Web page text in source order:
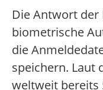
Die Antwort der
biometrische
die
speichern. Laut
weltweit bereits